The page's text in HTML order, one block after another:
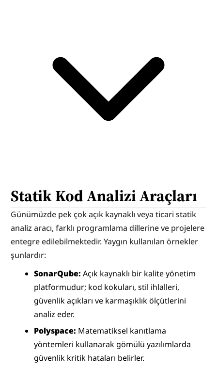
Statik Kod Analizi Araçları
Günümüzde pek çok açık kaynaklı veya ticari statik
analiz aracı, farklı programlama dillerine ve projelere
entegre edilebilmektedir. Yaygın kullanılan örnekler
şunlardır:
SonarQube: Açık kaynaklı bir kalite yönetim
platformudur; kod kokuları, stil ihlalleri,
güvenlik açıkları ve karmaşıklık ölçütlerini
analiz eder.
Polyspace: Matematiksel kanıtlama
yöntemleri kullanarak gömülü yazılımlarda
güvenlik kritik hataları belirler.